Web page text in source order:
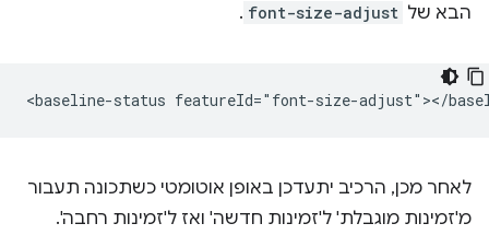
הבא של font-size-adjust
.
לאחר מכן, הרכיב יתעדכן באופן אוטומטי כשתכונה תעבור
מ'זמינות מוגבלת' ל'זמינות חדשה' ואז ל'זמינות רחבה'.